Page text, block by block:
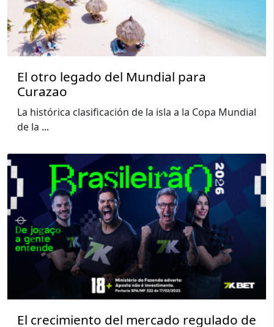
El otro legado del Mundial para
Curazao
La histórica clasificación de la isla a la Copa Mundial
de la ...
El crecimiento del mercado regulado de